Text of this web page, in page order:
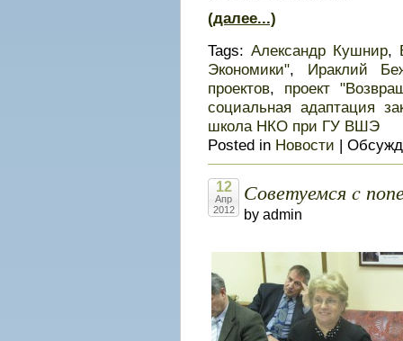
(далее...)
Tags: Александр Кушнир,
Экономики", Ираклий
проектов, проект
социальная адаптация
школа НКО при ГУ ВШЭ
Posted in Новости |
12
Апр
2012
Советуемся c
by admin